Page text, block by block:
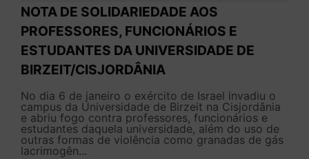
NOTA DE SOLIDARIEDADE AOS
PROFESSORES, FUNCIONÁRIOS E
ESTUDANTES DA UNIVERSIDADE DE
BIRZEIT/CISJORDÂNIA
No dia 6 de janeiro o exército de Israel invadiu o
campus da Universidade de Birzeit na Cisjordânia
e abriu fogo contra professores, funcionários e
estudantes daquela universidade, além do uso de
outras formas de violência como granadas de gás
lacrimogên...